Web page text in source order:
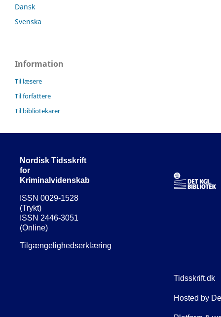
Dansk
Svenska
Information
Til læsere
Til forfattere
Til bibliotekarer
Nordisk Tidsskrift
for
Kriminalvidenskab
ISSN 0029-1528
(Trykt)
ISSN 2446-3051
(Online)
Tilgængelighedserklæring